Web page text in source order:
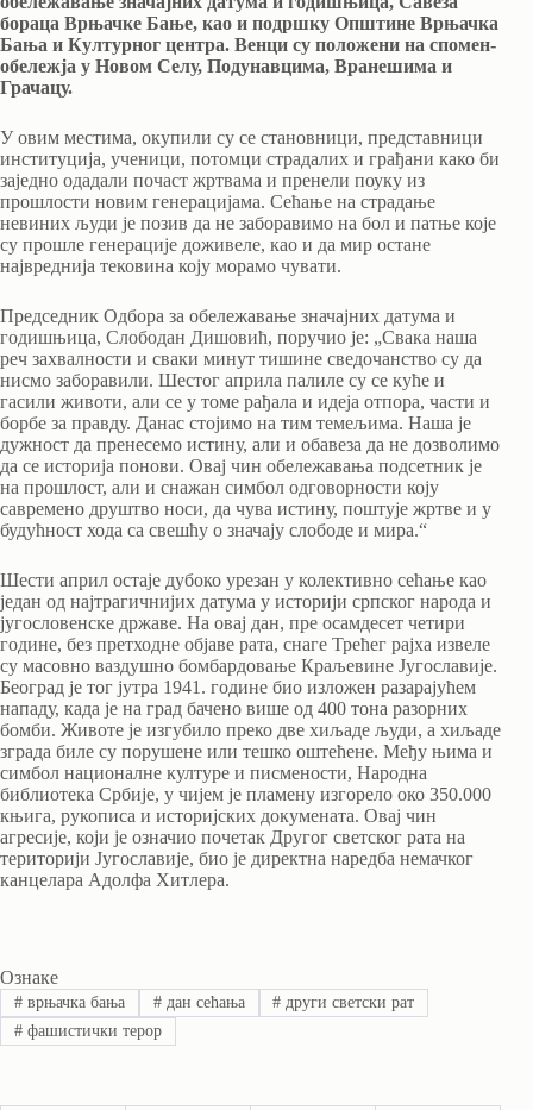
бораца Врњачке Бање, као и подршку Општине Врњачка
Бања и Културног центра. Венци су положени на спомен-
обележја у Новом Селу, Подунавцима, Вранешима и
Грачацу.
У овим местима, окупили су се становници, представници
институција, ученици, потомци страдалих и грађани како би
заједно одадали почаст жртвама и пренели поуку из
прошлости новим генерацијама. Сећање на страдање
невиних људи је позив да не заборавимо на бол и патње које
су прошле генерације доживеле, као и да мир остане
највреднија тековина коју морамо чувати.
Председник Одбора за обележавање значајних датума и
годишњица, Слободан Дишовић, поручио је: „Свака наша
реч захвалности и сваки минут тишине сведочанство су да
нисмо заборавили. Шестог априла палиле су се куће и
гасили животи, али се у томе рађала и идеја отпора, части и
борбе за правду. Данас стојимо на тим темељима. Наша је
дужност да пренесемо истину, али и обавеза да не дозволимо
да се историја понови. Овај чин обележавања подсетник је
на прошлост, али и снажан симбол одговорности коју
савремено друштво носи, да чува истину, поштује жртве и у
будућност хода са свешћу о значају слободе и мира.“
Шести април остаје дубоко урезан у колективно сећање као
један од најтрагичнијих датума у историји српског народа и
југословенске државе. На овај дан, пре осамдесет четири
године, без претходне објаве рата, снаге Трећег рајха извеле
су масовно ваздушно бомбардовање Краљевине Југославије.
Београд је тог јутра 1941. године био изложен разарајућем
нападу, када је на град бачено више од 400 тона разорних
бомби. Животе је изгубило преко две хиљаде људи, а хиљаде
зграда биле су порушене или тешко оштећене. Међу њима и
симбол националне културе и писмености, Народна
библиотека Србије, у чијем је пламену изгорело око 350.000
књига, рукописа и историјских докумената. Овај чин
агресије, који је означио почетак Другог светског рата на
територији Југославије, био је директна наредба немачког
канцелара Адолфа Хитлера.
Ознаке
#врњачка бања #дан сећања # други светски рат
#фашистички терор